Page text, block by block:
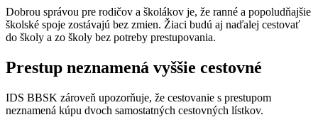
Dobrou správou pre rodičov a školákov je, že ranné a popoludňajšie
školské spoje zostávajú bez zmien. Žiaci budú aj naďalej cestovať
do školy a zo školy bez potreby prestupovania.
Prestup neznamená vyššie cestovné
IDS BBSK zároveň upozorňuje, že cestovanie s prestupom
neznamená kúpu dvoch samostatných cestovných lístkov.